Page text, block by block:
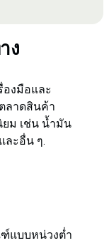
ง
องมือและ
ลาดสินค้า
ม เช่น น้ำมัน
ละอื่น ๆ.
แบบหน่วงต่ำ